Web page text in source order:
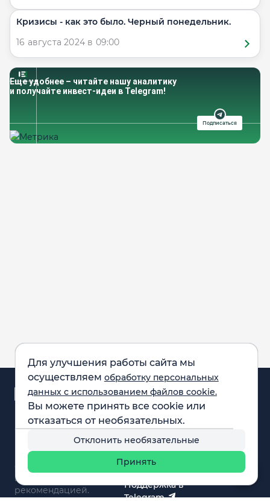
Для улучшения работы сайта мы
осуществляем обработку персональных
данных с использованием файлов cookie.
Вы можете принять все cookie или
отказаться от необязательных.
Отклонить необязательные
Принять
Кризисы - как это было. Черный понедельник.
16 августа 2024 в 09:00
Еще удобнее – читайте нашу аналитику
и получайте инвест-идеи в Telegram!
Подписаться
Обращаем внимание:
все материалы,
представленные на
сайте, не являются
инвестиционной
рекомендацией.
Аналитика и
новости
Карта рынка
Компании
F.A.Q.
Обучение
Вебинары
О нас
Поддержка в
Telegram